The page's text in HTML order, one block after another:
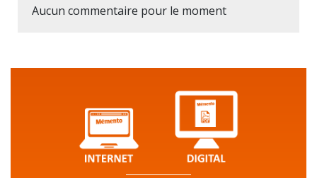
Aucun commentaire pour le moment